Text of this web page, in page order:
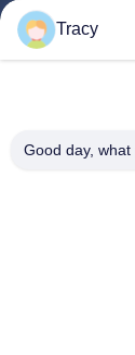
Liên Kết
Các Sản Phẩm
Tracy
Good day,